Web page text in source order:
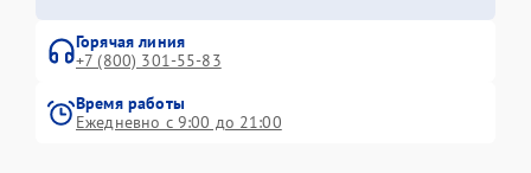
Горячая линия
+7 (800) 301-55-83
Время работы
Ежедневно с 9:00 до 21:00